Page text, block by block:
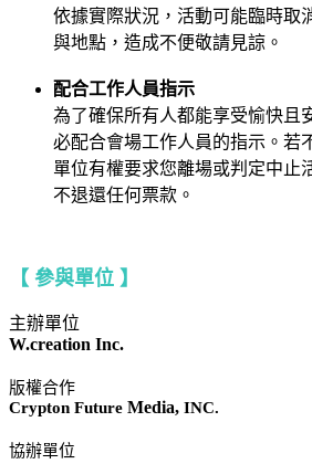
依據實際狀況，活動可能臨時取
與地點，造成不便敬請見諒。
配合工作人員指示
為了確保所有人都能享受愉快且
必配合會場工作人員的指示。若
單位有權要求您離場或判定中止
不退還任何票款。
【 參與單位 】
主辦單位
W.creation Inc.
版權合作
Crypton Future Media, INC.
協辦單位